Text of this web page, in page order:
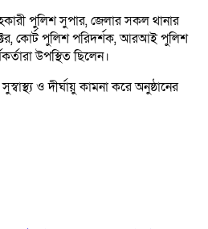
পুলিশ সুপার, জেলার সকল থানার
কোর্ট পুলিশ পরিদর্শক, আরআই পুলিশ
উপস্থিত ছিলেন।
ও দীর্ঘায়ু কামনা করে অনুষ্ঠানের